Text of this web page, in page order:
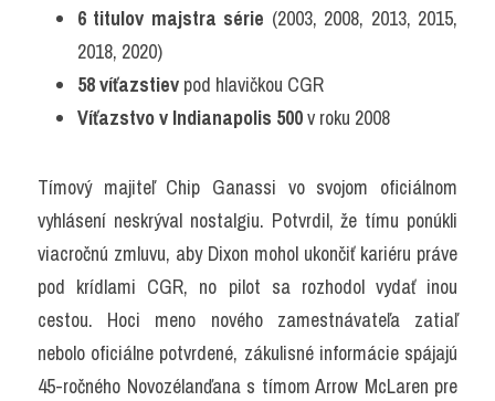
6 titulov majstra série (2003, 2008, 2013, 2015,
2018, 2020)
58 víťazstiev pod hlavičkou CGR
Víťazstvo v Indianapolis 500 v roku 2008
Tímový majiteľ Chip Ganassi vo svojom oficiálnom
vyhlásení neskrýval nostalgiu. Potvrdil, že tímu ponúkli
viacročnú zmluvu, aby Dixon mohol ukončiť kariéru práve
pod krídlami CGR, no pilot sa rozhodol vydať inou
cestou. Hoci meno nového zamestnávateľa zatiaľ
nebolo oficiálne potvrdené, zákulisné informácie spájajú
45-ročného Novozélanďana s tímom Arrow McLaren pre